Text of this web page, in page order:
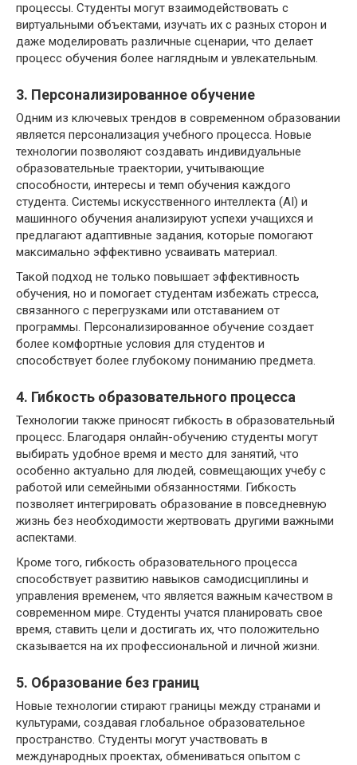
процессы. Студенты могут взаимодействовать с
виртуальными объектами, изучать их с разных сторон и
даже моделировать различные сценарии, что делает
процесс обучения более наглядным и увлекательным.
3. Персонализированное обучение
Одним из ключевых трендов в современном образовании
является персонализация учебного процесса. Новые
технологии позволяют создавать индивидуальные
образовательные траектории, учитывающие
способности, интересы и темп обучения каждого
студента. Системы искусственного интеллекта (AI) и
машинного обучения анализируют успехи учащихся и
предлагают адаптивные задания, которые помогают
максимально эффективно усваивать материал.
Такой подход не только повышает эффективность
обучения, но и помогает студентам избежать стресса,
связанного с перегрузками или отставанием от
программы. Персонализированное обучение создает
более комфортные условия для студентов и
способствует более глубокому пониманию предмета.
4. Гибкость образовательного процесса
Технологии также приносят гибкость в образовательный
процесс. Благодаря онлайн-обучению студенты могут
выбирать удобное время и место для занятий, что
особенно актуально для людей, совмещающих учебу с
работой или семейными обязанностями. Гибкость
позволяет интегрировать образование в повседневную
жизнь без необходимости жертвовать другими важными
аспектами.
Кроме того, гибкость образовательного процесса
способствует развитию навыков самодисциплины и
управления временем, что является важным качеством в
современном мире. Студенты учатся планировать свое
время, ставить цели и достигать их, что положительно
сказывается на их профессиональной и личной жизни.
5. Образование без границ
Новые технологии стирают границы между странами и
культурами, создавая глобальное образовательное
пространство. Студенты могут участвовать в
международных проектах, обмениваться опытом с